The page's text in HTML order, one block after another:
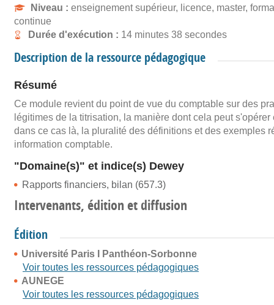
Niveau : enseignement supérieur, licence, master,
continue
Durée d'exécution : 14 minutes 38 secondes
Description de la ressource pédagogique
Résumé
Ce module revient du point de vue du comptable sur des
légitimes de la titrisation, la manière dont cela peut
dans ce cas là, la pluralité des définitions et des exemples
information comptable.
"Domaine(s)" et indice(s) Dewey
Rapports financiers, bilan (657.3)
Intervenants, édition et diffusion
Édition
Université Paris I Panthéon-Sorbonne
Voir toutes les ressources pédagogiques
AUNEGE
Voir toutes les ressources pédagogiques